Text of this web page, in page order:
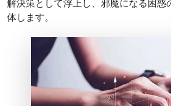
解決策として浮上し、邪魔になる困惑
体します。